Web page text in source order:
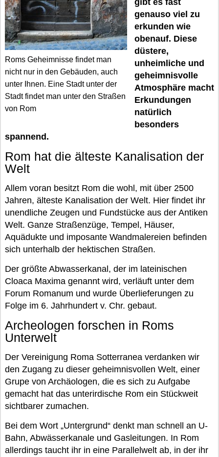
Roms Geheimnisse findet man
nicht nur in den Gebäuden, auch
unter Ihnen. Eine Stadt unter der
Stadt findet man unter den Straßen
von Rom
gibt es fast
genauso viel zu
erkunden wie
obenauf. Diese
düstere,
unheimliche und
geheimnisvolle
Atmosphäre macht
Erkundungen
natürlich
besonders
spannend.
Rom hat die älteste Kanalisation der
Welt
Allem voran besitzt Rom die wohl, mit über 2500
Jahren, älteste Kanalisation der Welt. Hier findet ihr
unendliche Zeugen und Fundstücke aus der Antiken
Welt. Ganze Straßenzüge, Tempel, Häuser,
Aquädukte und imposante Wandmalereien befinden
sich unterhalb der hektischen Straßen.
Der größte Abwasserkanal, der im lateinischen
Cloaca Maxima genannt wird, verläuft unter dem
Forum Romanum und wurde Überlieferungen zu
Folge im 6. Jahrhundert v. Chr. gebaut.
Archeologen forschen in Roms
Unterwelt
Der Vereinigung Roma Sotterranea verdanken wir
den Zugang zu dieser geheimnisvollen Welt, einer
Grupe von Archäologen, die es sich zu Aufgabe
gemacht hat das unterirdische Rom ein Stückweit
sichtbarer zumachen.
Bei dem Wort „Untergrund“ denkt man schnell an U-
Bahn, Abwässerkanale und Gasleitungen. In Rom
allerdings taucht ihr in eine Parallelwelt ab, in der ihr